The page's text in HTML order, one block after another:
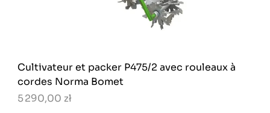
Cultivateur et packer P475/2 avec rouleaux à
cordes Norma Bomet
5 290,00 zł